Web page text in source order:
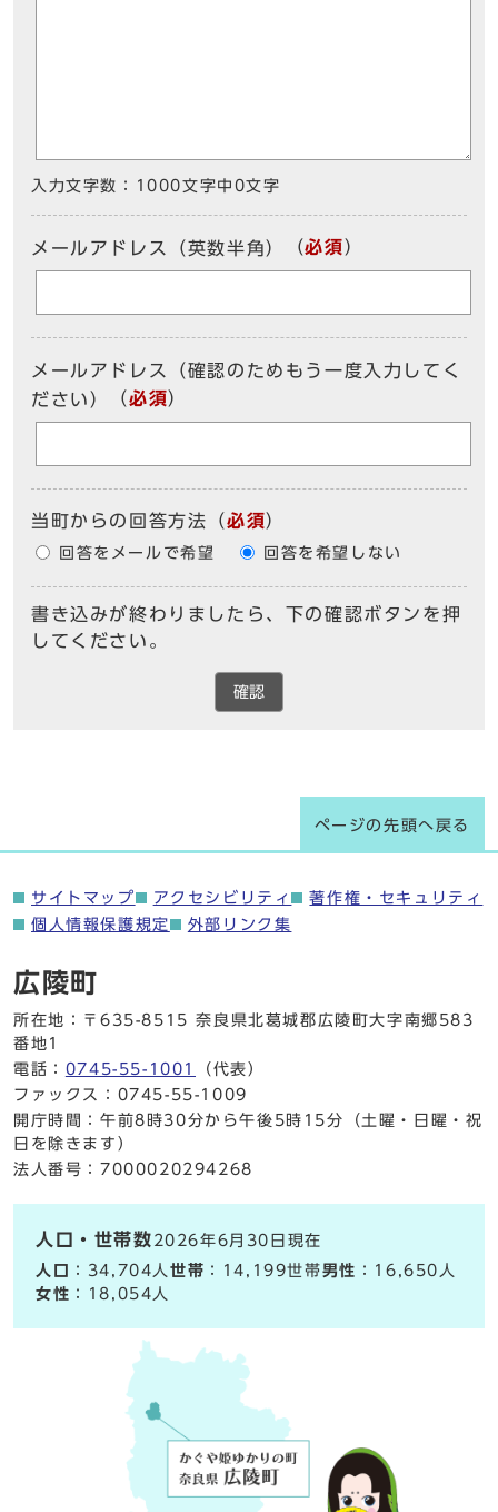
入力文字数： 1000文字中 0文字
メールアドレス（英数半角） （必須）
メールアドレス（確認のためもう一度入力してく
ださい）
（必須）
当町からの回答方法 （必須）
回答をメールで希望 回答を希望しない
書き込みが終わりましたら、下の確認ボタンを押
してください。
確認
ページの先頭へ戻る
サイトマップ アクセシビリティ
著作権・セキュリティ
個人情報保護規定
外部リンク集
広陵町
所在地：〒635-8515 奈良県北葛城郡広陵町大字南郷583
番地1
電話： 0745-55-1001
（代表）
ファックス：0745-55-1009
開庁時間：午前8時30分から午後5時15分（土曜・日曜・祝
日を除きます）
法人番号：7000020294268
人口・世帯数 2026年6月30日現在
人口
：34,704人世帯 ：14,199世帯男性 ：16,650人
女性 ：18,054人